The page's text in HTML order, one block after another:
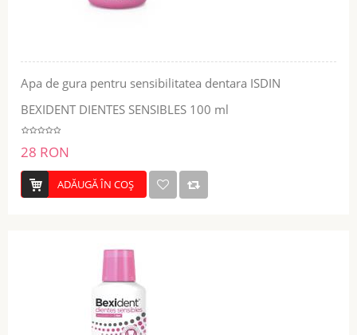
Apa de gura pentru sensibilitatea dentara ISDIN
BEXIDENT DIENTES SENSIBLES 100 ml
28 RON
ADĂUGĂ ÎN COŞ